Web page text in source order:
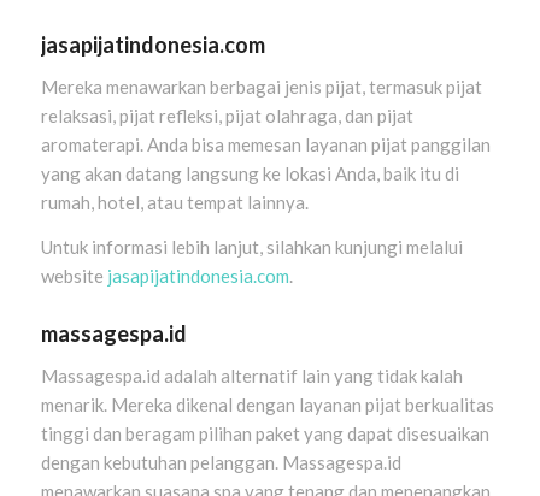
jasapijatindonesia.com
Mereka menawarkan berbagai jenis pijat, termasuk pijat
relaksasi, pijat refleksi, pijat olahraga, dan pijat
aromaterapi. Anda bisa memesan layanan pijat panggilan
yang akan datang langsung ke lokasi Anda, baik itu di
rumah, hotel, atau tempat lainnya.
Untuk informasi lebih lanjut, silahkan kunjungi melalui
website jasapijatindonesia.com.
massagespa.id
Massagespa.id adalah alternatif lain yang tidak kalah
menarik. Mereka dikenal dengan layanan pijat berkualitas
tinggi dan beragam pilihan paket yang dapat disesuaikan
dengan kebutuhan pelanggan. Massagespa.id
menawarkan suasana spa yang tenang dan menenangkan,